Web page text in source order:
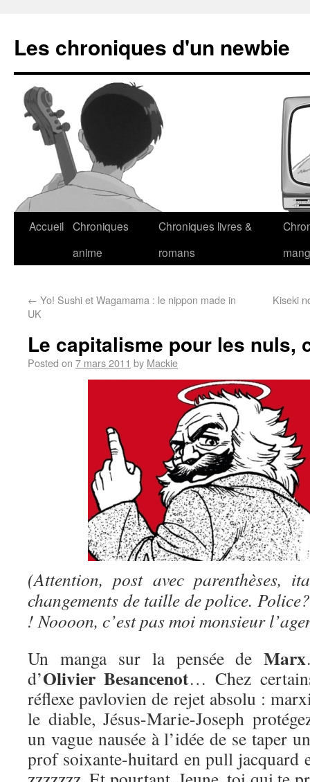
Les chroniques d'un newbie
Accueil Chroniques
anime
Chroniques livres &
romans
← Yo! Sushi et Wagamama : le nippon made in
UK
Kiseki
Le capitalisme pour les nuls,
Posted on 7 mars 2011 by Mackie
(Attention, post avec parenthèses,
changements de taille de police.
! Noooon, c’est pas moi monsieur
Un manga sur la pensée deMarx
d’Olivier Besancenot… Chez
réflexe pavlovien de rejet absolu :
le diable, Jésus-Marie-Joseph
un vague nausée à l’idée de se taper
prof soixante-huitard en pull jacquard